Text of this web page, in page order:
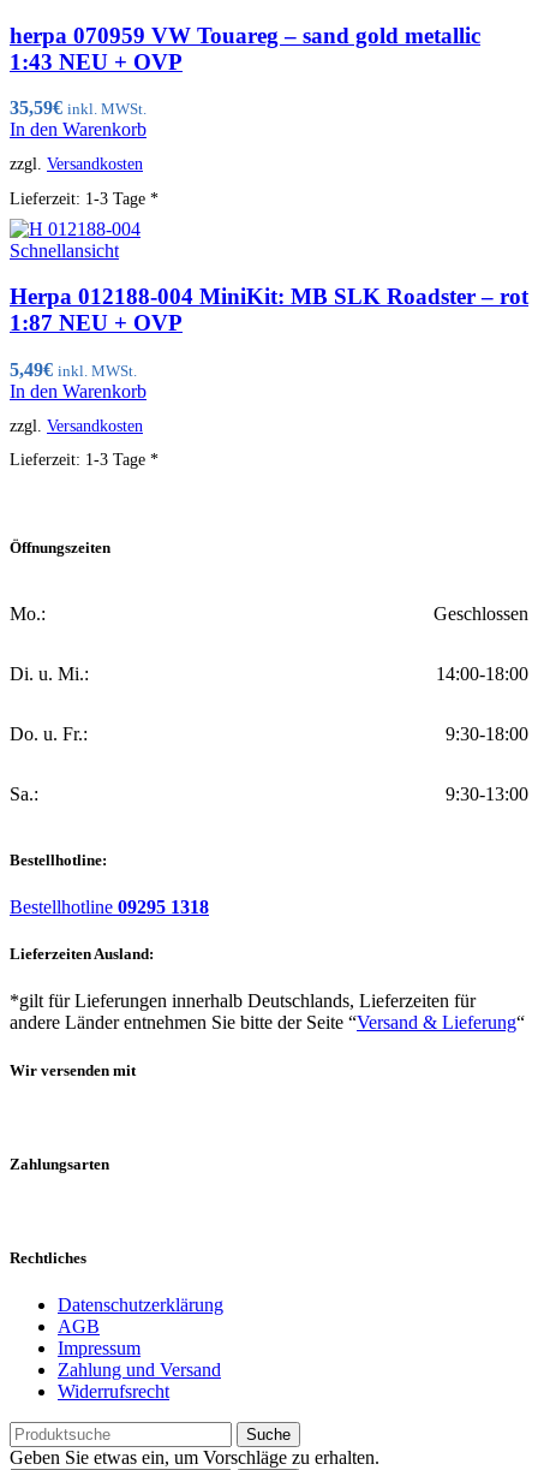
herpa 070959 VW Touareg – sand gold metallic
1:43 NEU + OVP
35,59€ inkl. MWSt.
In den Warenkorb
zzgl. Versandkosten
Lieferzeit: 1-3 Tage *
Schnellansicht
Herpa 012188-004 MiniKit: MB SLK Roadster – rot
1:87 NEU + OVP
5,49€ inkl. MWSt.
In den Warenkorb
zzgl. Versandkosten
Lieferzeit: 1-3 Tage *
Öffnungszeiten
Mo.: Geschlossen
Di. u. Mi.: 14:00-18:00
Do. u. Fr.: 9:30-18:00
Sa.: 9:30-13:00
Bestellhotline:
Bestellhotline 09295 1318
Lieferzeiten Ausland:
*gilt für Lieferungen innerhalb Deutschlands, Lieferzeiten für
andere Länder entnehmen Sie bitte der Seite “Versand & Lieferung“
Wir versenden mit
Zahlungsarten
Rechtliches
Datenschutzerklärung
AGB
Impressum
Zahlung und Versand
Widerrufsrecht
Suche
Geben Sie etwas ein, um Vorschläge zu erhalten.